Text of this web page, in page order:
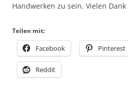
Handwerken zu sein. Vielen Dank
Teilen mit:
Facebook Pinterest
Reddit